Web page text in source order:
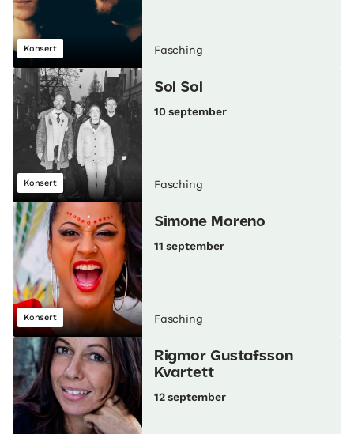
Konsert Fasching
Konsert
Sol Sol
10 september
Fasching
Konsert
Simone Moreno
11 september
Fasching
Rigmor Gustafsson
Kvartett
12 september